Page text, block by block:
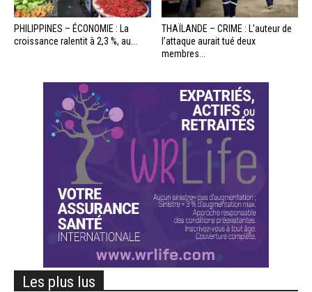
PHILIPPINES – ÉCONOMIE : La
croissance ralentit à 2,3 %, au...
THAÏLANDE – CRIME : L’auteur de
l’attaque aurait tué deux
membres...
Les plus lus